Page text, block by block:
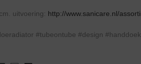
uitvoering: http://www.sanicare.nl/
#tubeontube #design